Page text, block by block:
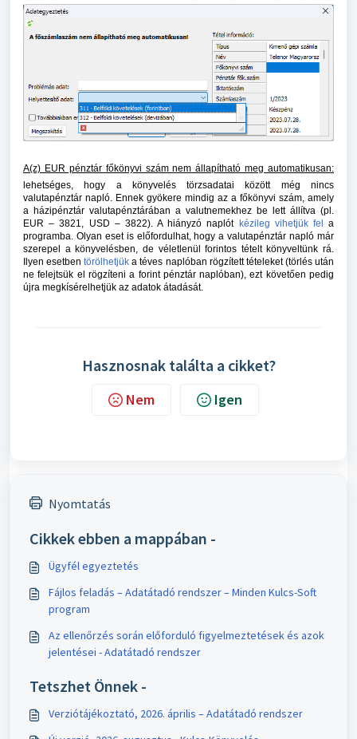
A(z) EUR pénztár főkönyvi szám nem állapítható meg automatikusan:
lehetséges, hogy a könyvelés törzsadatai között még nincs
valutapénztár napló. Ennek gyökere mindig az a főkönyvi szám, amely
a házipénztár valutapénztárában a valutnemekhez be lett állítva (pl.
EUR – 3821, USD – 3822). A hiányzó naplót kézileg vihetjük fel a
programba. Olyan eset is előfordulhat, hogy a valutapénztár napló már
szerepel a könyvelésben, de véletlenül forintos tételt könyveltünk rá.
Ilyen esetben törölhetjük a téves naplóban rögzített tételeket (törlés után
ne felejtsük el rögzíteni a forint pénztár naplóban), ezt követően pedig
újra megkísérelhetjük az adatok átadását.
Hasznosnak találta a cikket?
Nem Igen
Nyomtatás
Cikkek ebben a mappában -
Ügyfél egyeztetés
Fájlos feladás – Adatátadó rendszer – Minden Kulcs-Soft
program
Az ellenőrzés során előforduló figyelmeztetések és azok
jelentései - Adatátadó rendszer
Tetszhet Önnek -
Verziótájékoztató, 2026. április – Adatátadó rendszer